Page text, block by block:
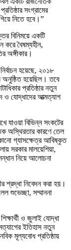
সংগ্রামের
নিতে হবে।”
বিনিময়ে একটি
করে বৈষম্যহীন,
অঙ্গীকার।
হয়েছে, ২০১৮
অনুষ্ঠিত হয়েছিল। তবে
প্রতিষ্ঠার নতুন
ও যোদ্ধাদের আত্মত্যাগ
যাওয়া বিভিন্ন সংকটের
অস্থিরতার কারণে তেল
গ্যাসক্ষেত্র আবিষ্কৃত
সরকার মালয়েশিয়া,
নিয়ে আলোচনা
শ্রদ্ধা নিবেদন করা হয়।
শুভেচ্ছা, সম্মাননা
ও জুলাই যোদ্ধা
ইতিহাস নতুন
মূল্যবোধ প্রতিষ্ঠায়